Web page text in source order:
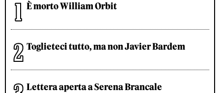
È morto William Orbit
Toglieteci tutto, ma non Javier Bardem
Lettera aperta a Serena Brancale